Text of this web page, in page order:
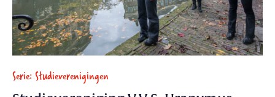
Serie: Studieverenigingen